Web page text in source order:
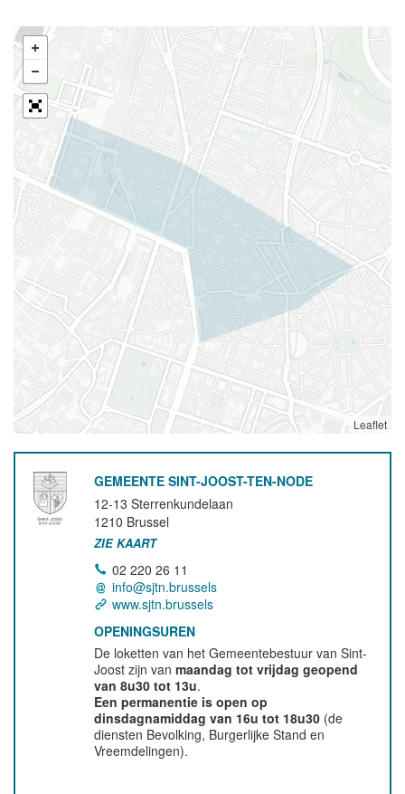
Leaflet
GEMEENTE SINT-JOOST-TEN-NODE
12-13 Sterrenkundelaan
1210 Brussel
ZIE KAART
02 220 26 11
info@sjtn.brussels
www.sjtn.brussels
OPENINGSUREN
De loketten van het Gemeentebestuur van Sint-
Joost zijn vanmaandag tot vrijdag geopend
van 8u30 tot 13u.
Een permanentie is open op
dinsdagnamiddag van 16u tot 18u30 (de
diensten Bevolking, Burgerlijke Stand en
Vreemdelingen).